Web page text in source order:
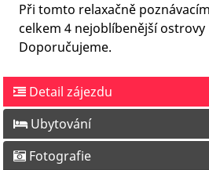
Při tomto relaxačně
celkem 4 nejoblíbenější ostrovy
Doporučujeme.
Detail zájezdu
Ubytování
Fotografie